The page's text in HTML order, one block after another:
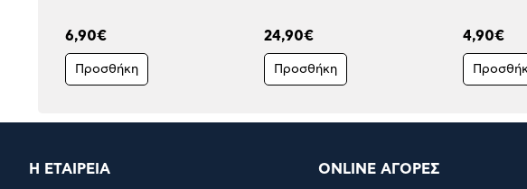
6,90€
Προσθήκη
24,90€
Προσθήκη
4,90€
Η ΕΤΑΙΡΕΙΑ ONLINE ΑΓΟΡΕΣ